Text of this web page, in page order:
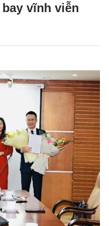
vĩnh viễn